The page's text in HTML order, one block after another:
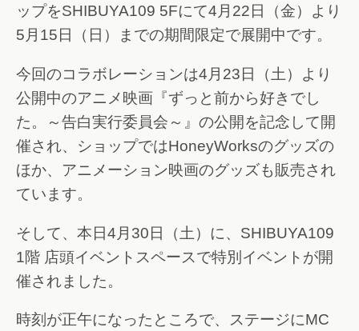
ップをSHIBUYA109 5Fにて4月22日（金）より
5月15日（日）までの期間限定で展開中です。
今回のコラボレーションは4月23日（土）より
公開中のアニメ映画『ずっと前から好きでし
た。～告白実行委員会～』の公開を記念して開
催され、ショップではHoneyWorksのグッズの
ほか、アニメーション映画のグッズも販売され
ています。
そして、本日4月30日（土）に、SHIBUYA109
1階 店頭イベントスペースで特別イベントが開
催されました。
時刻が正午になったところで、ステージにMC